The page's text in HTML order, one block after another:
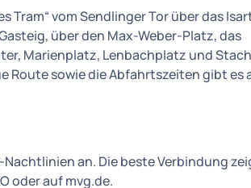
Tram“ vom Sendlinger Tor über das
über den Max-Weber-Platz, das
Marienplatz, Lenbachplatz und
Route sowie die Abfahrtszeiten gibt es
an. Die beste Verbindung
oder auf mvg.de.